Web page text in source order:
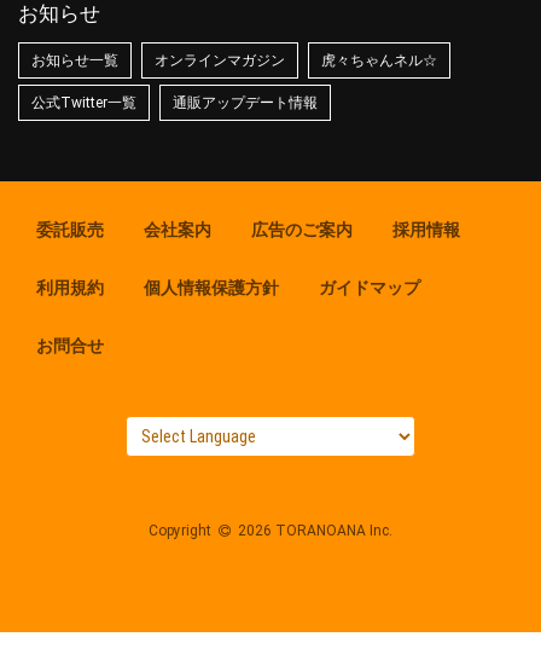
お知らせ
お知らせ一覧 オンラインマガジン 虎々ちゃんネル☆
公式Twitter一覧 通販アップデート情報
委託販売 会社案内 広告のご案内 採用情報
利用規約 個人情報保護方針 ガイドマップ
お問合せ
Copyright 2026 TORANOANA Inc.